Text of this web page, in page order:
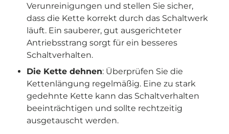
Verunreinigungen und stellen Sie sicher,
dass die Kette korrekt durch das Schaltwerk
läuft. Ein sauberer, gut ausgerichteter
Antriebsstrang sorgt für ein besseres
Schaltverhalten.
Die Kette dehnen: Überprüfen Sie die
Kettenlängung regelmäßig. Eine zu stark
gedehnte Kette kann das Schaltverhalten
beeinträchtigen und sollte rechtzeitig
ausgetauscht werden.